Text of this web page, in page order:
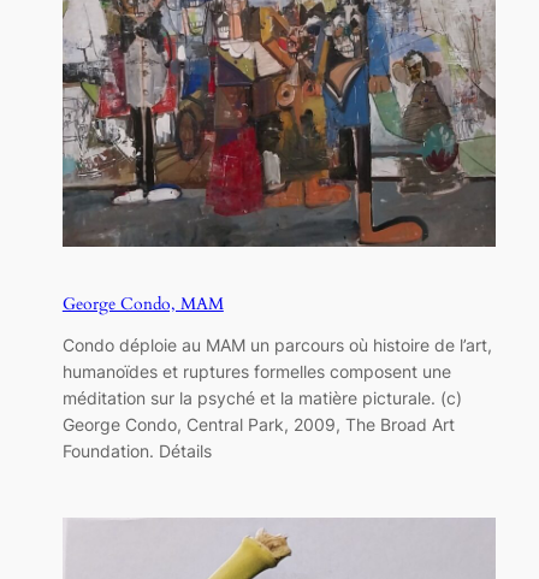
George Condo, MAM
Condo déploie au MAM un parcours où histoire de l’art,
humanoïdes et ruptures formelles composent une
méditation sur la psyché et la matière picturale. (c)
George Condo, Central Park, 2009, The Broad Art
Foundation. Détails